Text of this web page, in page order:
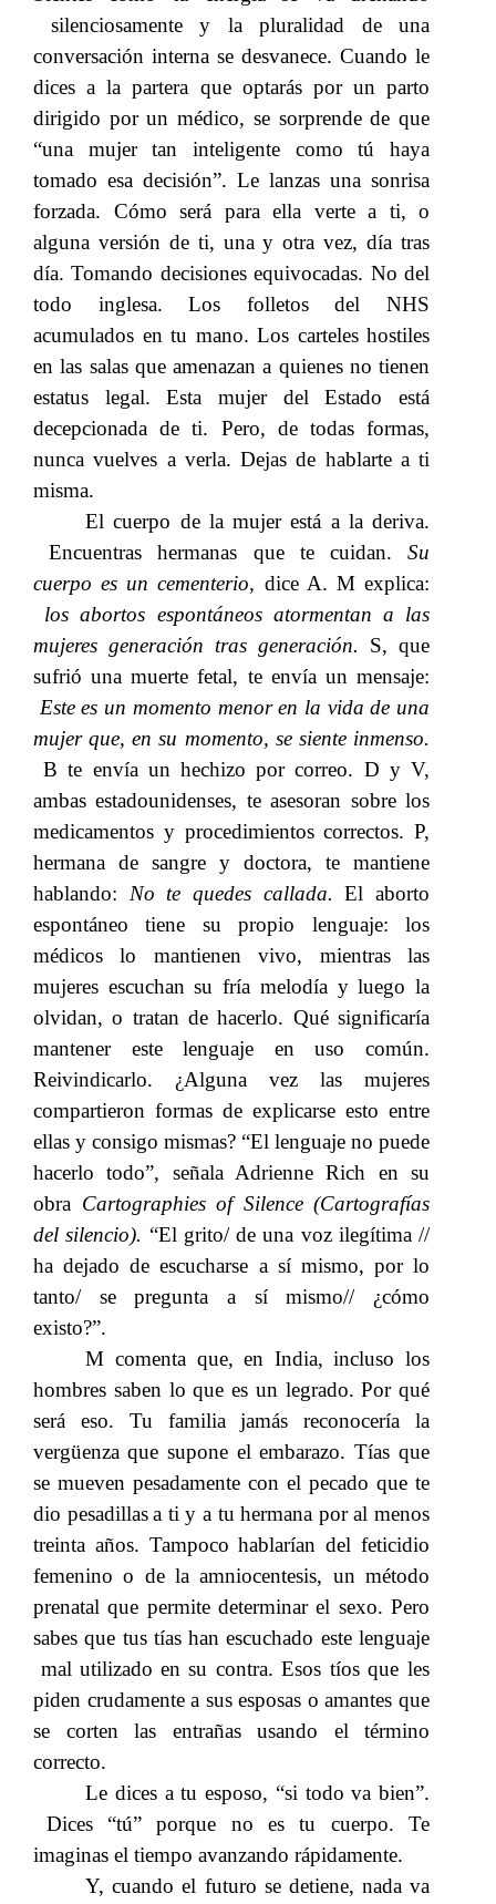
silenciosamente y la pluralidad de una
conversación interna se desvanece. Cuando le
dices a la partera que optarás por un parto
dirigido por un médico, se sorprende de que
“una mujer tan inteligente como tú haya
tomado esa decisión”. ​​ Le lanzas una sonrisa
forzada. Cómo será para ella verte a ti, o
alguna versión de ti, una y otra vez, día tras
día. Tomando decisiones equivocadas. No del
todo inglesa. Los folletos del NHS
acumulados en tu mano. Los carteles hostiles
en las salas que amenazan a quienes no tienen
estatus legal. Esta mujer del Estado está
decepcionada de ti. Pero, de todas formas,
nunca vuelves a verla. Dejas de hablarte a ti
misma.
El cuerpo de la mujer está a la deriva.
Encuentras hermanas que te cuidan. ​​ Su
cuerpo es un cementerio,​​ dice A. M explica:​​
los abortos espontáneos atormentan a las
mujeres generación tras generación.​​ S, que
sufrió una muerte fetal, te envía un mensaje:​​
Este es un momento menor en la vida de una
mujer que, en su momento, se siente inmenso.​​
B te envía un hechizo por correo. D y V,
ambas estadounidenses, te asesoran sobre los
medicamentos y procedimientos correctos. P,
hermana de sangre y doctora, te mantiene
hablando:​​ No te quedes callada.​​El aborto
espontáneo tiene su propio lenguaje: los
médicos lo mantienen vivo, mientras las
mujeres escuchan su fría melodía y luego la
olvidan, o tratan de hacerlo. Qué significaría
mantener este lenguaje en uso común.
Reivindicarlo. ¿Alguna vez las mujeres
compartieron formas de explicarse esto entre
ellas y consigo mismas? “El lenguaje no puede
hacerlo todo”, ​​ señala Adrienne Rich en su
obra​​ Cartographies of Silence (Cartografías
del silencio).​​ “El grito/ de una voz ilegítima //
ha dejado de escucharse a sí mismo, por lo
tanto/ se pregunta a sí mismo// ¿cómo
existo?”.
M comenta que, ​​en India, ​​incluso los
hombres saben lo que es un legrado. Por qué
será eso. Tu familia jamás reconocería la
vergüenza que supone el embarazo. Tías que
se mueven pesadamente con el pecado que te
dio pesadillas​​a ti y a tu hermana por al menos
treinta años. Tampoco hablarían del feticidio
femenino o de la amniocentesis, un método
prenatal que permite determinar el sexo. Pero
sabes que tus tías han escuchado este lenguaje
mal utilizado en su contra. Esos tíos que les
piden crudamente a sus esposas o amantes que
se corten las entrañas usando el término
correcto.
Le dices a tu esposo, “si todo va bien”.
Dices
“tú” porque no es tu cuerpo. Te
imaginas el tiempo avanzando rápidamente.
Y, cuando el futuro se detiene, nada va